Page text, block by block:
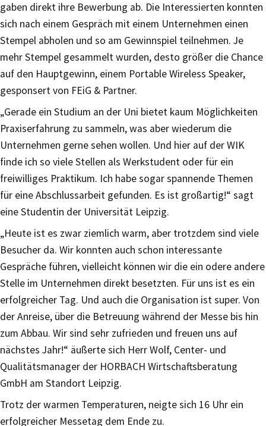
gaben direkt ihre Bewerbung ab. Die Interessierten konnten
sich nach einem Gespräch mit einem Unternehmen einen
Stempel abholen und so am Gewinnspiel teilnehmen. Je
mehr Stempel gesammelt wurden, desto größer die Chance
auf den Hauptgewinn, einem Portable Wireless Speaker,
gesponsert von FEiG & Partner.
„Gerade ein Studium an der Uni bietet kaum Möglichkeiten
Praxiserfahrung zu sammeln, was aber wiederum die
Unternehmen gerne sehen wollen. Und hier auf der WIK
finde ich so viele Stellen als Werkstudent oder für ein
freiwilliges Praktikum. Ich habe sogar spannende Themen
für eine Abschlussarbeit gefunden. Es ist großartig!“ sagt
eine Studentin der Universität Leipzig.
„Heute ist es zwar ziemlich warm, aber trotzdem sind viele
Besucher da. Wir konnten auch schon interessante
Gespräche führen, vielleicht können wir die ein odere andere
Stelle im Unternehmen direkt besetzten. Für uns ist es ein
erfolgreicher Tag. Und auch die Organisation ist super. Von
der Anreise, über die Betreuung während der Messe bis hin
zum Abbau. Wir sind sehr zufrieden und freuen uns auf
nächstes Jahr!“ äußerte sich Herr Wolf, Center- und
Qualitätsmanager der HORBACH Wirtschaftsberatung
GmbH am Standort Leipzig.
Trotz der warmen Temperaturen, neigte sich 16 Uhr ein
erfolgreicher Messetag dem Ende zu.